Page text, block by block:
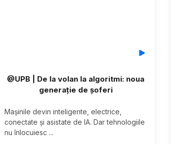
@UPB | De la volan la algoritmi: noua
generație de șoferi
Mașinile devin inteligente, electrice,
conectate și asistate de IA. Dar tehnologiile
nu înlocuiesc ...